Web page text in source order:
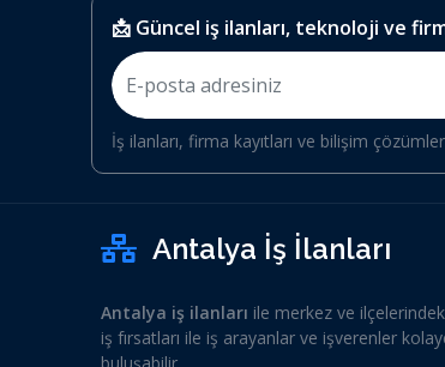
📩 Güncel iş ilanları, teknoloji ve
İş ilanları, firma kayıtları ve bilişim
Antalya İş İlanları
Antalya iş ilanları ile merkez ve
iş fırsatları ile iş arayanlar ve işverenler